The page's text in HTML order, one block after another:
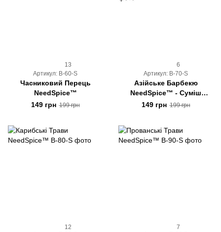
13
Артикул: B-60-S
Часниковий Перець
NeedSpice™
149 грн 199 грн
6
Артикул: B-70-S
Азійське Барбекю
NeedSpice™ - Суміш
Копчених Спецій
149 грн 199 грн
12
7